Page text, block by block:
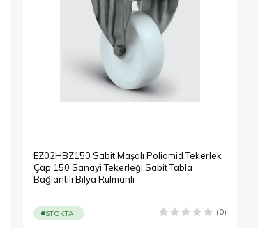
EZ02HBZ150 Sabit Maşalı Poliamid Tekerlek
Çap:150 Sanayi Tekerleği Sabit Tabla
Bağlantılı Bilya Rulmanlı
STOKTA (0)